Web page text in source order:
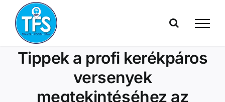
content
Tippek a profi kerékpáros
versenyek
megtekintéséhez az